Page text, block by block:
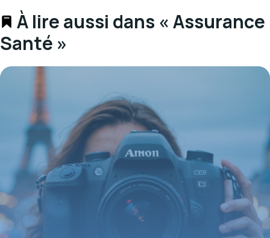
À lire aussi dans « Assurance
Santé »